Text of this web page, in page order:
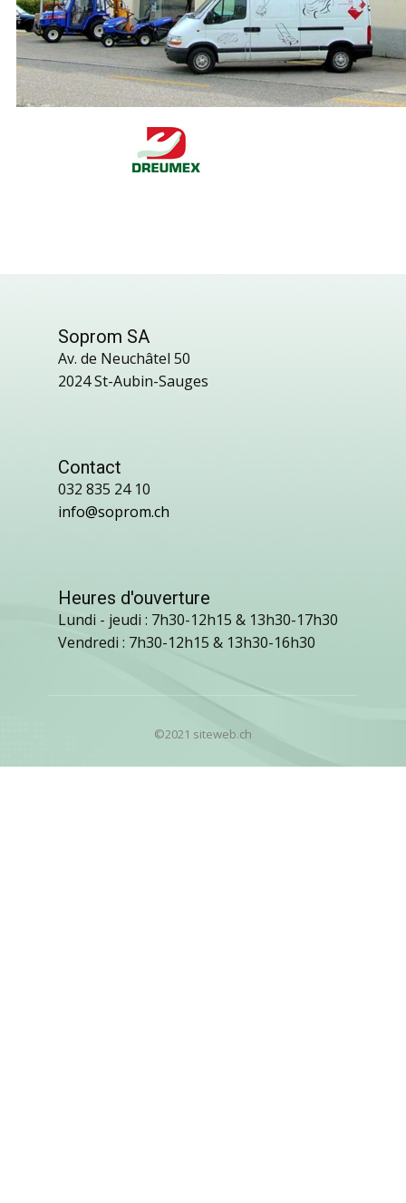
Soprom SA
Av. de Neuchâtel 50
2024 St-Aubin-Sauges
Contact
032 835 24 10
info@soprom.ch
Heures d'ouverture
Lundi - jeudi : 7h30-12h15 & 13h30-17h30
Vendredi : 7h30-12h15 & 13h30-16h30
©2021 siteweb.ch